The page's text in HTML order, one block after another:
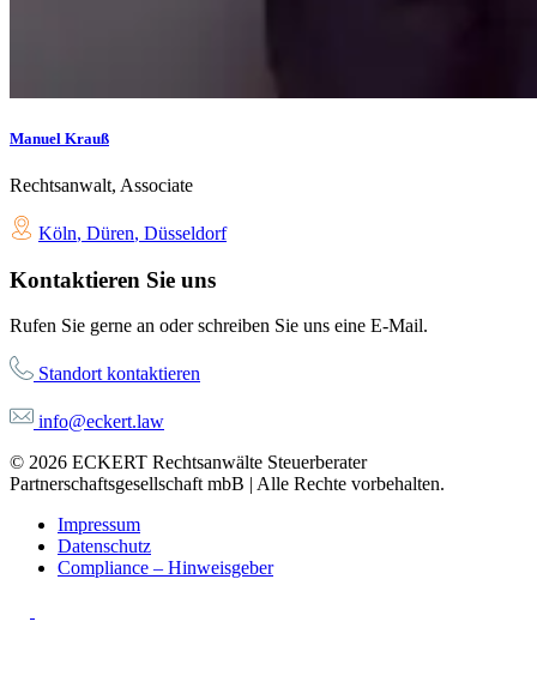
Manuel Krauß
Rechtsanwalt, Associate
Köln, Düren, Düsseldorf
Kontaktieren Sie uns
Rufen Sie gerne an oder schreiben Sie uns eine E-Mail.
Standort kontaktieren
info@eckert.law
© 2026 ECKERT Rechtsanwälte Steuerberater
Partnerschaftsgesellschaft mbB | Alle Rechte vorbehalten.
Impressum
Datenschutz
Compliance – Hinweisgeber